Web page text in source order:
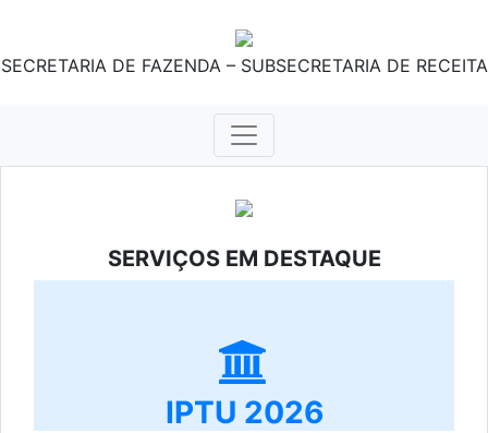
SECRETARIA DE FAZENDA – SUBSECRETARIA DE RECEITA
SERVIÇOS EM DESTAQUE
IPTU 2026